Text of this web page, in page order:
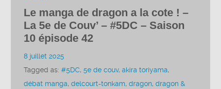
Le manga de dragon a la cote ! –
La 5e de Couv’ – #5DC – Saison
10 épisode 42
8 juillet 2025
Tagged as:#5DC,5e de couv,akira toriyama,
débat manga,delcourt-tonkam,dragon,dragon &